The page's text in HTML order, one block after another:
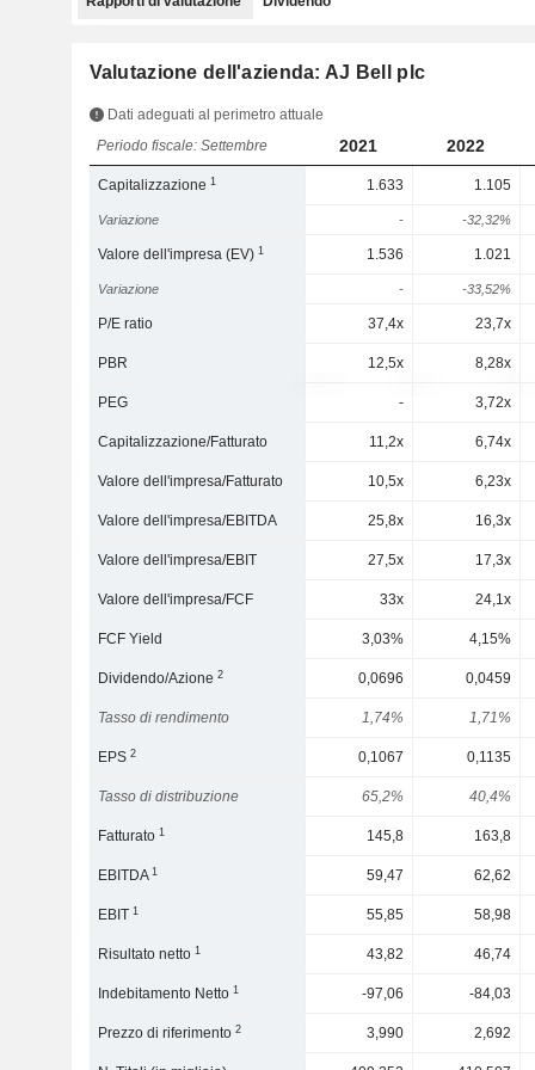
Valutazione dell'azienda: AJ Bell plc
Dati adeguati al perimetro attuale
Periodo fiscale: Settembre
2021 2022
Capitalizzazione1 1.633 1.105
Variazione - -32,32%
Valore dell'impresa (EV)1 1.536 1.021
Variazione - -33,52%
P/E ratio 37,4x 23,7x
PBR 12,5x 8,28x
PEG - 3,72x
Capitalizzazione/Fatturato 11,2x 6,74x
Valore dell'impresa/Fatturato 10,5x 6,23x
Valore dell'impresa/EBITDA 25,8x 16,3x
Valore dell'impresa/EBIT 27,5x 17,3x
Valore dell'impresa/FCF 33x 24,1x
FCF Yield 3,03% 4,15%
Dividendo/Azione2 0,0696 0,0459
Tasso di rendimento 1,74% 1,71%
EPS2 0,1067 0,1135
Tasso di distribuzione 65,2% 40,4%
Fatturato1 145,8 163,8
EBITDA1 59,47 62,62
EBIT1 55,85 58,98
Risultato netto1 43,82 46,74
Indebitamento Netto1 -97,06 -84,03
Prezzo di riferimento2 3,990 2,692